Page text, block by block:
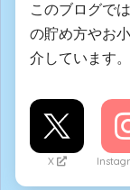
このブログで
の貯め方やお
介しています。
X